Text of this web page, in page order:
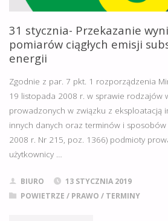
31 stycznia- Przekazanie
pomiarów ciągłych emisji
energii
Zgodnie z par. 7 pkt. 1 rozporządzenia
19 listopada 2008 r. w sprawie rodzajów
prowadzonych w związku z eksploatacją
innych danych oraz terminów i sposobów
2008 r. Nr 215, poz. 1366) podmioty
użytkownicy …
BIURO
13 STYCZNIA 2019
POWIETRZE / PRAWO / TERMINY